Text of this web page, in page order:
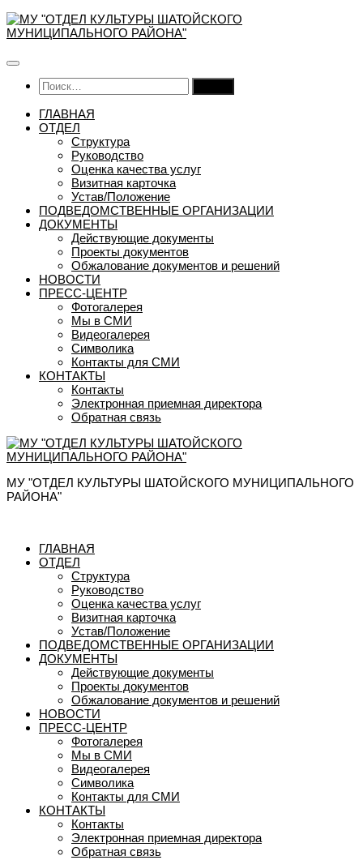
Перейти
к
Найти:
ГЛАВНАЯ
ОТДЕЛ
Структура
Руководство
Оценка качества услуг
Визитная карточка
Устав/Положение
ПОДВЕДОМСТВЕННЫЕ ОРГАНИЗАЦИИ
ДОКУМЕНТЫ
Действующие документы
Проекты документов
Обжалование документов и решений
НОВОСТИ
ПРЕСС-ЦЕНТР
Фотогалерея
Мы в СМИ
Видеогалерея
Символика
Контакты для СМИ
КОНТАКТЫ
Контакты
Электронная приемная директора
Обратная связь
МУ "ОТДЕЛ КУЛЬТУРЫ ШАТОЙСКОГО МУНИЦИПАЛЬНОГО
РАЙОНА"
ГЛАВНАЯ
ОТДЕЛ
Структура
Руководство
Оценка качества услуг
Визитная карточка
Устав/Положение
ПОДВЕДОМСТВЕННЫЕ ОРГАНИЗАЦИИ
ДОКУМЕНТЫ
Действующие документы
Проекты документов
Обжалование документов и решений
НОВОСТИ
ПРЕСС-ЦЕНТР
Фотогалерея
Мы в СМИ
Видеогалерея
Символика
Контакты для СМИ
КОНТАКТЫ
Контакты
Электронная приемная директора
Обратная связь